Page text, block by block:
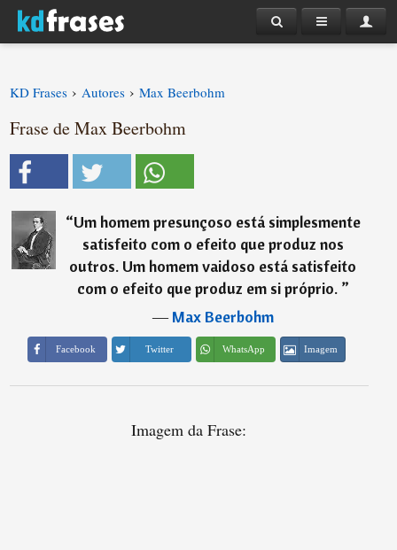
KD Frases › Autores › Max Beerbohm
Frase de Max Beerbohm
“Um homem presunçoso está simplesmente
satisfeito com o efeito que produz nos
outros. Um homem vaidoso está satisfeito
com o efeito que produz em si próprio. ”
―Max Beerbohm
Facebook Twitter WhatsApp Imagem
Imagem da Frase: